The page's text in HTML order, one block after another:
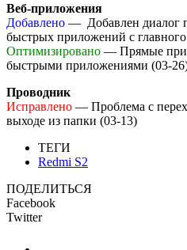
Веб-приложения
Добавлено — Добавлен диалог
быстрых приложений с
Оптимизировано — Прямые
быстрыми приложениями (03-
Проводник
Исправлено — Проблема с
выходе из папки (03-13)
ТЕГИ
Redmi S2
ПОДЕЛИТЬСЯ
Facebook
Twitter